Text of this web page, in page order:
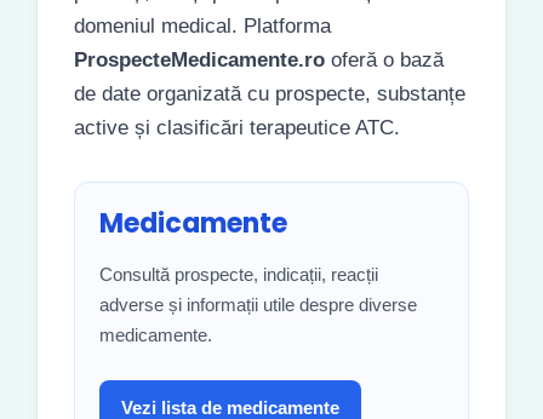
domeniul medical. Platforma
ProspecteMedicamente.ro oferă o bază
de date organizată cu prospecte, substanțe
active și clasificări terapeutice ATC.
Medicamente
Consultă prospecte, indicații, reacții
adverse și informații utile despre diverse
medicamente.
Vezi lista de medicamente